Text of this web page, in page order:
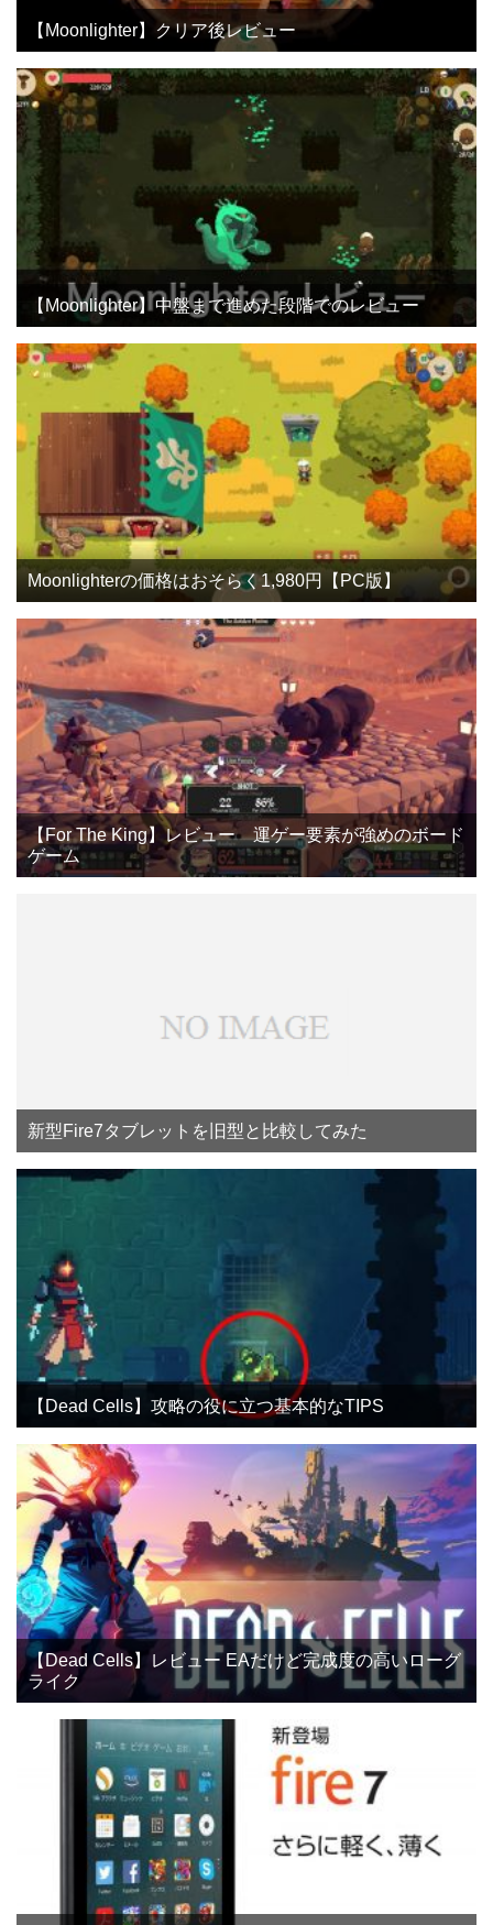
【Moonlighter】クリア後レビュー
【Moonlighter】中盤まで進めた段階でのレビュー
Moonlighterの価格はおそらく1,980円【PC版】
【For The King】レビュー 運ゲー要素が強めのボード
ゲーム
新型Fire7タブレットを旧型と比較してみた
【Dead Cells】攻略の役に立つ基本的なTIPS
【Dead Cells】レビュー EAだけど完成度の高いローグ
ライク